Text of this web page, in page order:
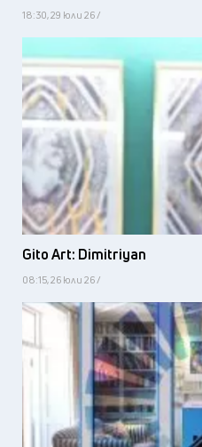
18:30, 29 юли 26 /
Gito Art: Dimitriyan
08:15, 26 юли 26 /